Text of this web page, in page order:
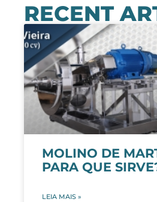
RECENT
MOLINO DE
PARA QUE
LEIA MAIS »